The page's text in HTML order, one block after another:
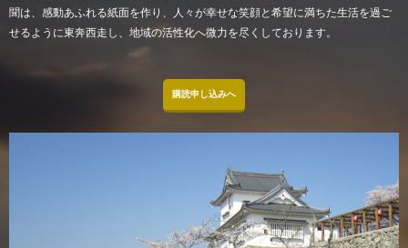
聞は、感動あふれる紙面を作り、人々が幸せな笑顔と希望に満ちた生活を過ご
せるように東奔西走し、地域の活性化へ微力を尽くしております。
購読申し込みへ